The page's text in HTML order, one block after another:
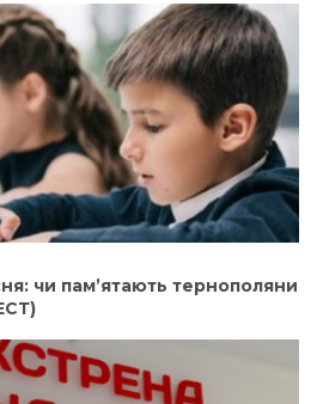
чи пам’ятають тернополяни